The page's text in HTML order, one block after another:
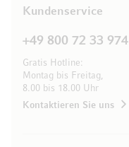
Kundenservice
+49 800 72 33 974
Gratis Hotline:
Montag bis Freitag,
8.00 bis 18.00 Uhr
Kontaktieren Sie uns